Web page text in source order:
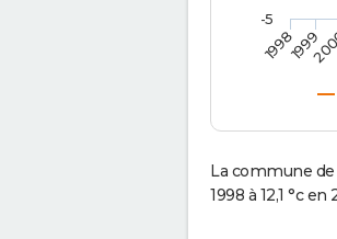
19981999
-5
La commune
1998 à 12,1 °c en